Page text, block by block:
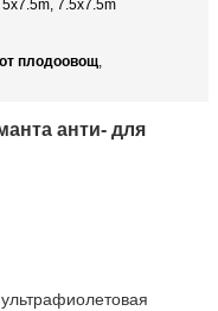
7.5x7.5m
плодоовощ,
анти- для